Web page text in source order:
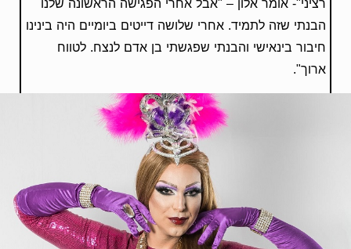
הבנתי שזה לתמיד. אחרי שלושה דייטים ביומיים היה בינינו
חיבור בינאישי והבנתי שפגשתי בן אדם לנצח. לטווח
ארוך".